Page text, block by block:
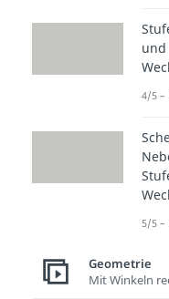
und
4/5 –
5/5 –
Geometrie
Mit Winkeln